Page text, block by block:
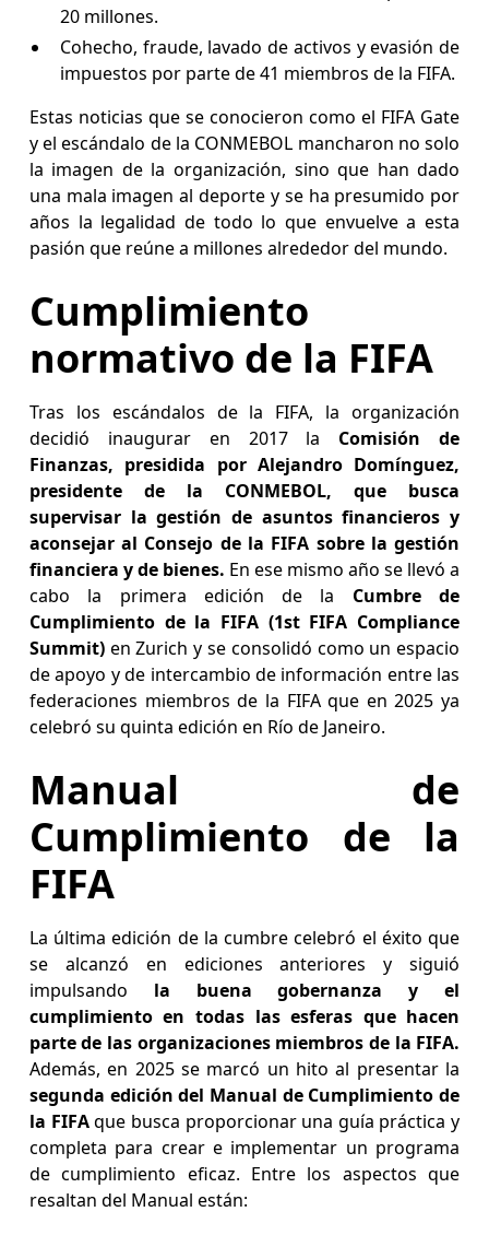
20 millones.
Cohecho, fraude, lavado de activos y evasión de
impuestos por parte de 41 miembros de la FIFA.
Estas noticias que se conocieron como el FIFA Gate
y el escándalo de la CONMEBOL mancharon no solo
la imagen de la organización, sino que han dado
una mala imagen al deporte y se ha presumido por
años la legalidad de todo lo que envuelve a esta
pasión que reúne a millones alrededor del mundo.
Cumplimiento
normativo de la FIFA
Tras los escándalos de la FIFA, la organización
decidió inaugurar en 2017 la Comisión de
Finanzas, presidida por Alejandro Domínguez,
presidente de la CONMEBOL, que busca
supervisar la gestión de asuntos financieros y
aconsejar al Consejo de la FIFA sobre la gestión
financiera y de bienes. En ese mismo año se llevó a
cabo la primera edición de la Cumbre de
Cumplimiento de la FIFA (1st FIFA Compliance
Summit)en Zurich y se consolidó como un espacio
de apoyo y de intercambio de información entre las
federaciones miembros de la FIFA que en 2025 ya
celebró su quinta edición en Río de Janeiro.
Manual de
Cumplimiento de la
FIFA
La última edición de la cumbre celebró el éxito que
se alcanzó en ediciones anteriores y siguió
impulsando la buena gobernanza y el
cumplimiento en todas las esferas que hacen
parte de las organizaciones miembros de la FIFA.
Además, en 2025 se marcó un hito al presentar la
segunda edición del Manual de Cumplimiento de
la FIFAque busca proporcionar una guía práctica y
completa para crear e implementar un programa
de cumplimiento eficaz. Entre los aspectos que
resaltan del Manual están: